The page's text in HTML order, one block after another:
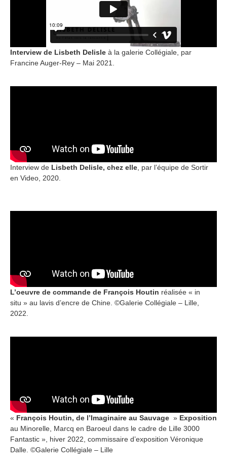
Interview de Lisbeth Delisle à la galerie Collégiale, par
Francine Auger-Rey – Mai 2021.
Interview de Lisbeth Delisle, chez elle , par l’équipe de Sortir
en Video, 2020.
L’oeuvre de commande de François Houtin réalisée « in
situ » au lavis d’encre de Chine. ©Galerie Collégiale – Lille,
2022.
« François Houtin, de l’Imaginaire au Sauvage » Exposition
au Minorelle, Marcq en Baroeul dans le cadre de Lille 3000
Fantastic », hiver 2022, commissaire d’exposition Véronique
Dalle. ©Galerie Collégiale – Lille